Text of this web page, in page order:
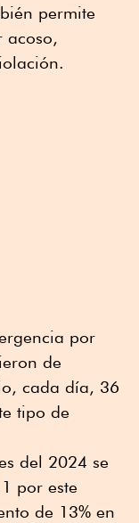
permite
acoso,
por
de
cada día, 36
tipo de
del 2024 se
por este
de 13% en